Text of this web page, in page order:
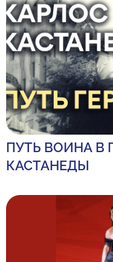
ПУТЬ ВОИНА В
КАСТАНЕДЫ